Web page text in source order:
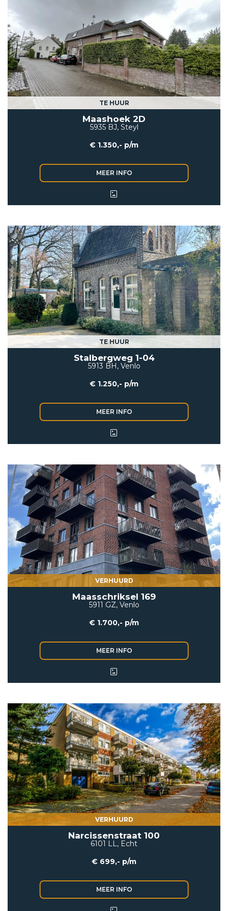
TE HUUR
Maashoek 2D
5935 BJ, Steyl
€ 1.350,- p/m
TE HUUR
Stalbergweg 1-04
5913 BH, Venlo
€ 1.250,- p/m
VERHUURD
Maasschriksel 169
5911 GZ, Venlo
€ 1.700,- p/m
VERHUURD
Narcissenstraat 100
6101 LL, Echt
€ 699,- p/m